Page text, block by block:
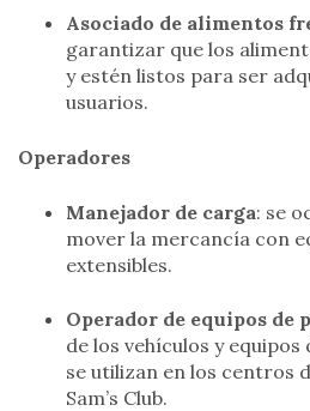
Asociado de alimentos
garantizar que los
y estén listos para ser
usuarios.
Operadores
Manejador de carga: se
mover la mercancía con
extensibles.
Operador de equipos de
de los vehículos y
se utilizan en los centros
Sam’s Club.